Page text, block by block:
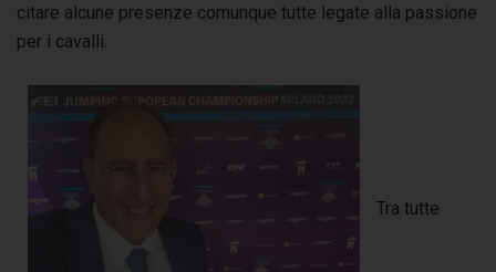
citare alcune presenze comunque tutte legate alla passione
per i cavalli.
Tra tutte